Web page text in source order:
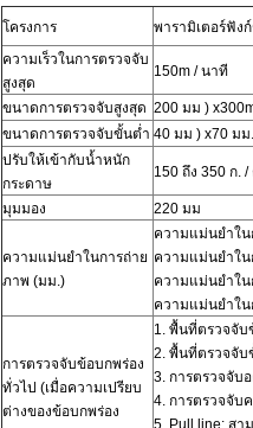
โครงการ
พารามิเตอร์ฟัง
ความเร็วในการตรวจจับ
สูงสุด
150m / นาที
ขนาดการตรวจจับสูงสุด 200 มม )
ขนาดการตรวจจับขั้นต่ำ 40 มม ) x70 มม
ปรับให้เข้ากับน้ำหนัก
กระดาษ
150 ถึง 350 ก. /
มุมมอง 220 มม
ความแม่นยำในการถ่าย
ภาพ (มม.)
ความแม่นยำใ
ความแม่นยำใน
ความแม่นยำใน
ความแม่นยำใ
การตรวจจับข้อบกพร่อง
ทั่วไป (เมื่อความเปรียบ
ต่างของข้อบกพร่อง
1. พื้นที่ตรวจจับ
2. พื้นที่ตรวจจับ
3. การตรวจจับ
4. การตรวจจับ
5. Pull line: สา